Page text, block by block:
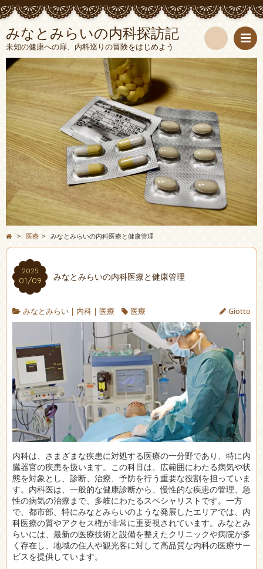
みなとみらいの内科探訪記
未知の健康への扉、内科巡りの冒険をはじめよう
検
索
> 医療 > みなとみらいの内科医療と健康管理
2025
01/09 みなとみらいの内科医療と健康管理
みなとみらい| 内科| 医療 医療 Giotto
内科は、さまざまな疾患に対処する医療の一分野であり、特に内
臓器官の疾患を扱います。 この科目は、広範囲にわたる病気や状
態を対象とし、診断、治療、予防を行う重要な役割を担っていま
す。内科医は、一般的な健康診断から、慢性的な疾患の管理、急
性の病気の治療まで、多岐にわたるスペシャリストです。一方
で、都市部、特にみなとみらいのような発展したエリアでは、内
科医療の質やアクセス権が非常に重要視されています。みなとみ
らいには、最新の医療技術と設備を整えたクリニックや病院が多
く存在し、地域の住人や観光客に対して高品質な内科の医療サー
ビスを提供しています。